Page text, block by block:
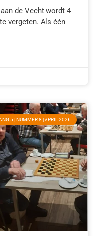
de Vecht wordt 4
vergeten. Als één
5 | NUMMER 8 | APRIL 2026